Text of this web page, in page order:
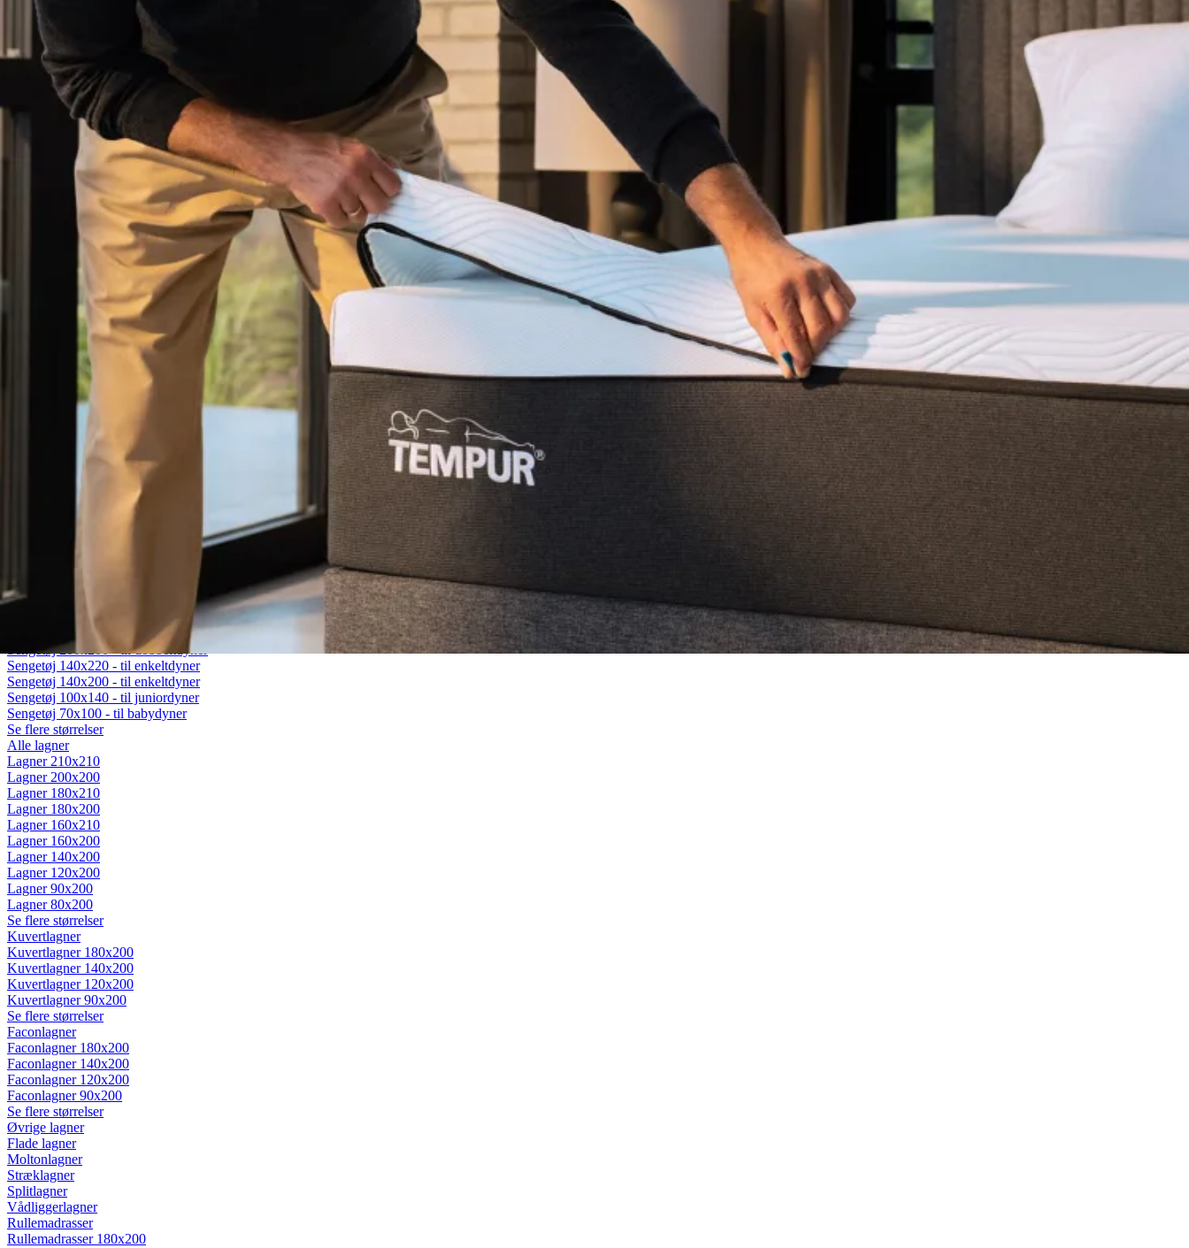
Latex topmadrasser 160x200
Latex topmadrasser 140x200
Latex topmadrasser 120x200
Latex topmadrasser 90x200
Latex topmadrasser 80x200
Se flere størrelser
Memoryskum topmadrasser
Memoryskum topmadrasser 180x210
Memoryskum topmadrasser 180x200
Memoryskum topmadrasser 160x200
Memoryskum topmadrasser 140x200
Memoryskum topmadrasser 120x200
Memoryskum topmadrasser 90x200
Memoryskum topmadrasser 80x200
Se flere størrelser
Dyne størrelser
Dobbeltdyner - 200x220
Enkeltdyner - 140x220
Enkeltdyner - 140x200
Juniordyner - 100x140
Babydyner - 70x100
Se flere størrelser
Dyne fyldtyper
Allergivenlige dyner
Edderdunsdyner
Temperaturregulerende dyner
Sengetøj
Sengetøj 200x220 - til dobbeltdyner
Sengetøj 200x200 - til dobbeltdyner
Sengetøj 140x220 - til enkeltdyner
Sengetøj 140x200 - til enkeltdyner
Sengetøj 100x140 - til juniordyner
Sengetøj 70x100 - til babydyner
Se flere størrelser
Alle lagner
Lagner 210x210
Lagner 200x200
Lagner 180x210
Lagner 180x200
Lagner 160x210
Lagner 160x200
Lagner 140x200
Lagner 120x200
Lagner 90x200
Lagner 80x200
Se flere størrelser
Kuvertlagner
Kuvertlagner 180x200
Kuvertlagner 140x200
Kuvertlagner 120x200
Kuvertlagner 90x200
Se flere størrelser
Faconlagner
Faconlagner 180x200
Faconlagner 140x200
Faconlagner 120x200
Faconlagner 90x200
Se flere størrelser
Øvrige lagner
Flade lagner
Moltonlagner
Stræklagner
Splitlagner
Vådliggerlagner
Rullemadrasser
Rullemadrasser 180x200